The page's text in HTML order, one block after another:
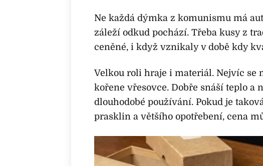
Ne každá dýmka z komunismu má
záleží odkud pochází. Třeba kusy z
ceněné, i když vznikaly v době kdy
Velkou roli hraje i materiál. Nejvíc se
kořene vřesovce. Dobře snáší teplo a
dlouhodobé používání. Pokud je
prasklin a většího opotřebení, cena